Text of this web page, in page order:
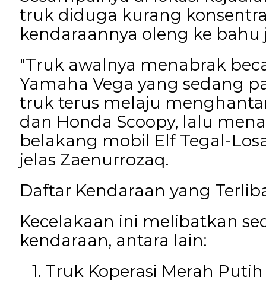
truk diduga kurang
kendaraannya oleng ke bahu
"Truk awalnya menabrak
Yamaha Vega yang sedang
truk terus melaju
dan Honda Scoopy, lalu
belakang mobil Elf Tegal-
jelas Zaenurrozaq.
Daftar Kendaraan yang
Kecelakaan ini melibatkan
kendaraan, antara lain:
1. Truk Koperasi Merah Putih